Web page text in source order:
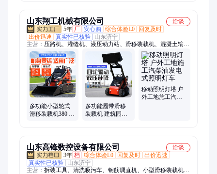
山东翔工机械有限公司
洽谈
5年 厂 安心购 综合体验L0
回复及时
出价迅速
真实性已核验
山东济宁
主营： 压路机、灌缝机、液压动力站、滑移装载机、混凝土输送
泵、划线机、开槽机、马路吹风机、除线机、渣浆泵、打桩机、
灌缝胶、沥青撒布机、路面养护设备、抹光机、工程机械、防汛
泵、岩芯钻、建筑机械
多功能小型轮式
滑移装载机380 石
多功能履带滑移
装载机 建筑园林
移动照明灯塔 户
外工地施工汽柴
山东高锋数控设备有限公司
洽谈
3年 档 综合体验L0 回复及时 出价迅速
真实性已核验
山东济宁
主营： 拆装工具、清洗吸污车、钢筋调直机、小型滑移装载机、